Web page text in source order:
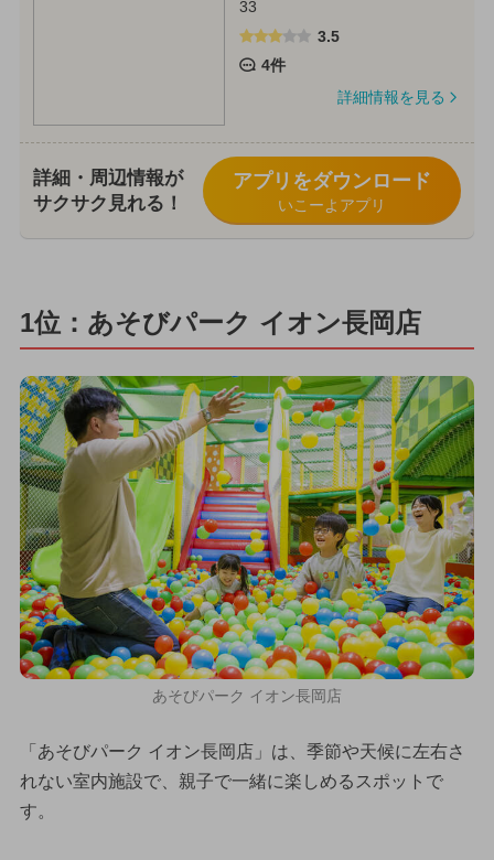
33
3.5
4件
詳細情報を見る
詳細・周辺情報が
サクサク見れる！
アプリをダウンロード
いこーよアプリ
1位：あそびパーク イオン長岡店
あそびパーク イオン長岡店
「あそびパーク イオン長岡店」は、季節や天候に左右さ
れない室内施設で、親子で一緒に楽しめるスポットで
す。